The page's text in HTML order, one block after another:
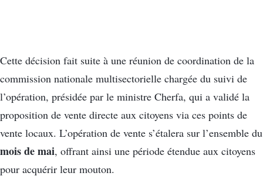
Cette décision fait suite à une réunion de coordination de la
commission nationale multisectorielle chargée du suivi de
l’opération, présidée par le ministre Cherfa, qui a validé la
proposition de vente directe aux citoyens via ces points de
vente locaux. L’opération de vente s’étalera sur l’ensemble du
mois de mai, offrant ainsi une période étendue aux citoyens
pour acquérir leur mouton.